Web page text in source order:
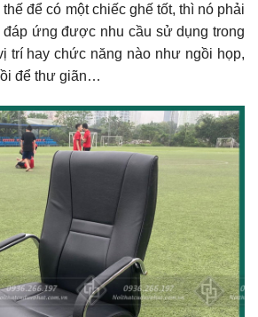
thế để có một chiếc ghế tốt, thì nó phải
ứng được nhu cầu sử dụng trong
trí hay chức năng nào như ngồi họp,
để thư giãn…